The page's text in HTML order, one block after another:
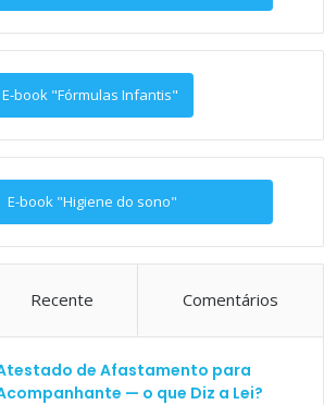
E-book "Fórmulas Infantis"
E-book "Higiene do sono"
Recente Comentários
de Afastamento para
— o que Diz a Lei?